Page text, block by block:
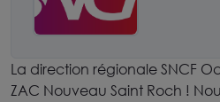
La direction régionale SNCF
ZAC Nouveau Saint Roch !